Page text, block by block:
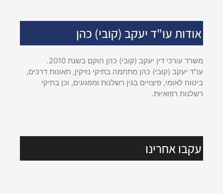
אודות עו"ד יעקב (קובי) כהן
משרד עורכי דין יעקב (קובי) כהן הוקם בשנת 2010.
עו"ד יעקב (קובי) כהן מתחמה בתיקי נזיקין, תאונות דרכים,
ביטוח לאומי, פיצויים בגין רשלנות ומפגעים, וכן בתיקי
רשלנות רפואיות.
עקבו אחרינו